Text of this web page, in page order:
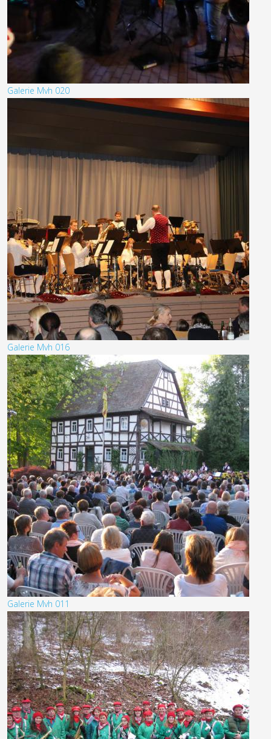
Galerie Mvh 020
Galerie Mvh 016
Galerie Mvh 011